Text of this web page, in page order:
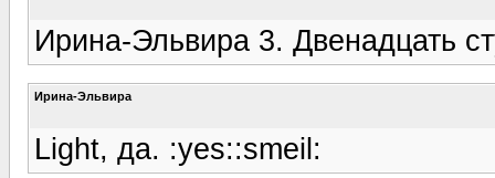
Ирина-Эльвира 3. Двенадцать
Ирина-Эльвира
Light, да. :yes::smeil: